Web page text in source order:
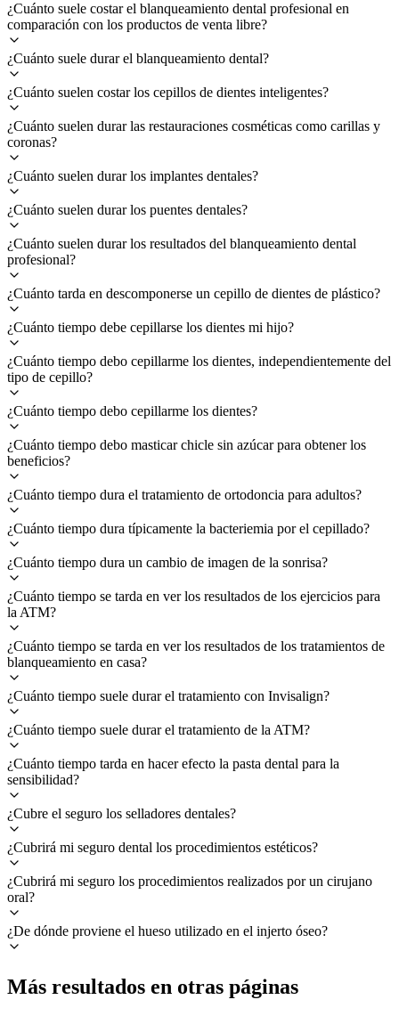
¿Cuánto suele costar el blanqueamiento dental profesional en
comparación con los productos de venta libre?
¿Cuánto suele durar el blanqueamiento dental?
¿Cuánto suelen costar los cepillos de dientes inteligentes?
¿Cuánto suelen durar las restauraciones cosméticas como carillas y
coronas?
¿Cuánto suelen durar los implantes dentales?
¿Cuánto suelen durar los puentes dentales?
¿Cuánto suelen durar los resultados del blanqueamiento dental
profesional?
¿Cuánto tarda en descomponerse un cepillo de dientes de plástico?
¿Cuánto tiempo debe cepillarse los dientes mi hijo?
¿Cuánto tiempo debo cepillarme los dientes, independientemente del
tipo de cepillo?
¿Cuánto tiempo debo cepillarme los dientes?
¿Cuánto tiempo debo masticar chicle sin azúcar para obtener los
beneficios?
¿Cuánto tiempo dura el tratamiento de ortodoncia para adultos?
¿Cuánto tiempo dura típicamente la bacteriemia por el cepillado?
¿Cuánto tiempo dura un cambio de imagen de la sonrisa?
¿Cuánto tiempo se tarda en ver los resultados de los ejercicios para
la ATM?
¿Cuánto tiempo se tarda en ver los resultados de los tratamientos de
blanqueamiento en casa?
¿Cuánto tiempo suele durar el tratamiento con Invisalign?
¿Cuánto tiempo suele durar el tratamiento de la ATM?
¿Cuánto tiempo tarda en hacer efecto la pasta dental para la
sensibilidad?
¿Cubre el seguro los selladores dentales?
¿Cubrirá mi seguro dental los procedimientos estéticos?
¿Cubrirá mi seguro los procedimientos realizados por un cirujano
oral?
¿De dónde proviene el hueso utilizado en el injerto óseo?
Más resultados en otras páginas